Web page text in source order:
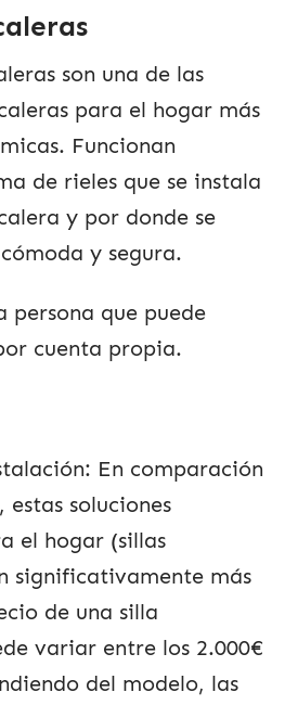
son una de las
para el hogar más
Funcionan
de rieles que se instala
y por donde se
y segura.
persona que puede
cuenta propia.
En comparación
estas soluciones
el hogar (sillas
significativamente más
de una silla
variar entre los 2.000€
del modelo, las